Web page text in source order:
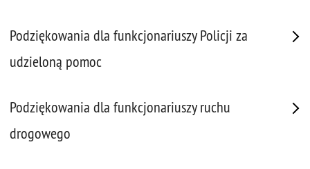
Podziękowania dla funkcjonariuszy Policji za
udzieloną pomoc
Podziękowania dla funkcjonariuszy ruchu
drogowego